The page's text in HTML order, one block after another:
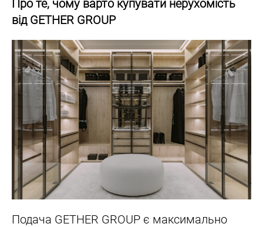
Про те, чому варто купувати нерухомість
від GETHER GROUP
Подача GETHER GROUP є максимально